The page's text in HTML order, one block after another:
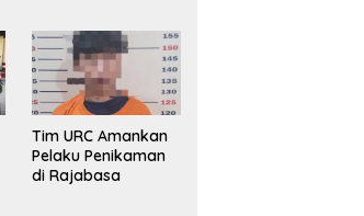
Tim URC Amankan
Pelaku Penikaman
di Rajabasa